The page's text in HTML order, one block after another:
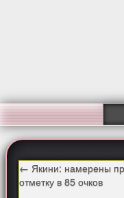
← Якини: намерены
отметку в 85 очков